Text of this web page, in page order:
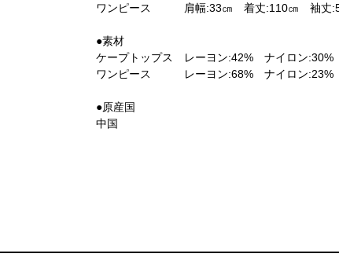
ワンピース 肩幅:33㎝ 着丈:110㎝ 袖丈
●素材
ケープトップス レーヨン:42% ナイロン:30%
ワンピース レーヨン:68% ナイロン:23%
●原産国
中国